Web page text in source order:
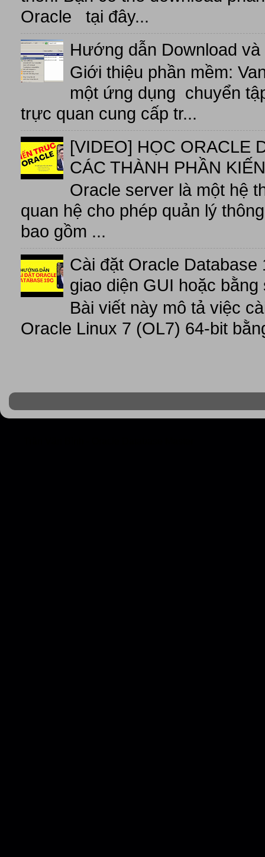
Oracle tại đây...
Hướng dẫn Download
Giới thiệu phần mềm:
một ứng dụng chuyển
trực quan cung cấp tr...
[VIDEO] HỌC ORACLE
CÁC THÀNH PHẦN
Oracle server là một hệ
quan hệ cho phép quản lý
bao gồm ...
Cài đặt Oracle
giao diện GUI hoặc bằng
Bài viết này mô tả việc
Oracle Linux 7 (OL7) 64-bit